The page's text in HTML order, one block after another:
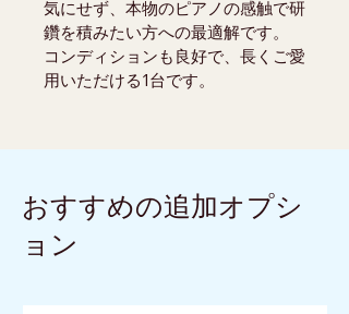
気にせず、本物のピアノの感触で研
鑽を積みたい方への最適解です。
コンディションも良好で、長くご愛
用いただける1台です。
おすすめの追加オプシ
ョン